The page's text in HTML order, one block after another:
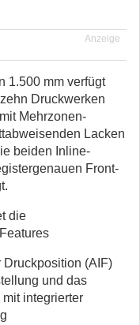
Anzeige
1.500 mm verfügt
Druckwerken
Mehrzonen-
Lacken
beiden Inline-
Front-
die
(AIF)
und das
mit integrierter